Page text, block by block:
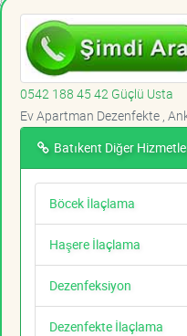
0542 188 45 42 Güçlü Usta
Ev Apartman Dezenfekte ,
Batıkent Diğer
Böcek İlaçlama
Haşere İlaçlama
Dezenfeksiyon
Dezenfekte İlaçlama